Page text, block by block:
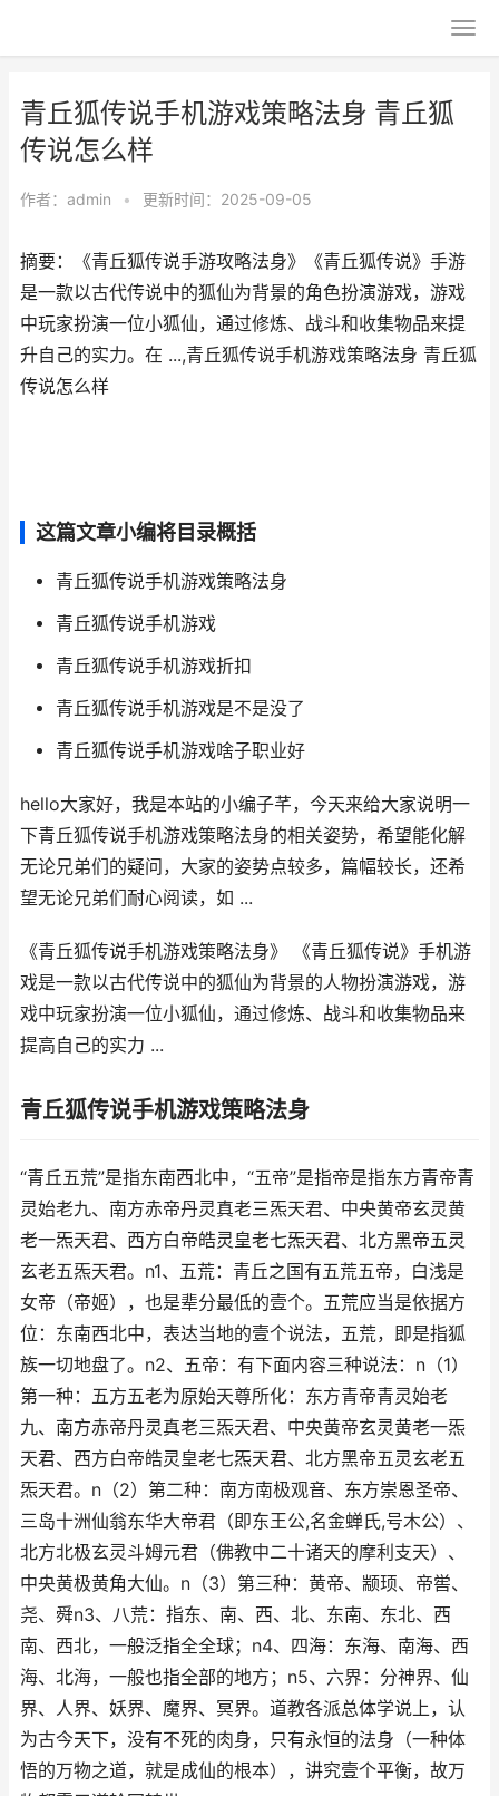
青丘狐传说手机游戏策略法身 青丘狐
传说怎么样
作者： admin • 更新时间：2025-09-05
摘要：《青丘狐传说手游攻略法身》《青丘狐传说》手游
是一款以古代传说中的狐仙为背景的角色扮演游戏，游戏
中玩家扮演一位小狐仙，通过修炼、战斗和收集物品来提
升自己的实力。在 ...,青丘狐传说手机游戏策略法身 青丘狐
传说怎么样
这篇文章小编将目录概括
青丘狐传说手机游戏策略法身
青丘狐传说手机游戏
青丘狐传说手机游戏折扣
青丘狐传说手机游戏是不是没了
青丘狐传说手机游戏啥子职业好
hello大家好，我是本站的小编子芊，今天来给大家说明一
下青丘狐传说手机游戏策略法身的相关姿势，希望能化解
无论兄弟们的疑问，大家的姿势点较多，篇幅较长，还希
望无论兄弟们耐心阅读，如 ...
《青丘狐传说手机游戏策略法身》 《青丘狐传说》手机游
戏是一款以古代传说中的狐仙为背景的人物扮演游戏，游
戏中玩家扮演一位小狐仙，通过修炼、战斗和收集物品来
提高自己的实力 ...
青丘狐传说手机游戏策略法身
“青丘五荒”是指东南西北中，“五帝”是指帝是指东方青帝青
灵始老九、南方赤帝丹灵真老三炁天君、中央黄帝玄灵黄
老一炁天君、西方白帝皓灵皇老七炁天君、北方黑帝五灵
玄老五炁天君。n1、五荒：青丘之国有五荒五帝，白浅是
女帝（帝姬），也是辈分最低的壹个。五荒应当是依据方
位：东南西北中，表达当地的壹个说法，五荒，即是指狐
族一切地盘了。n2、五帝：有下面内容三种说法：n（1）
第一种：五方五老为原始天尊所化：东方青帝青灵始老
九、南方赤帝丹灵真老三炁天君、中央黄帝玄灵黄老一炁
天君、西方白帝皓灵皇老七炁天君、北方黑帝五灵玄老五
炁天君。n（2）第二种：南方南极观音、东方崇恩圣帝、
三岛十洲仙翁东华大帝君（即东王公,名金蝉氏,号木公）、
北方北极玄灵斗姆元君（佛教中二十诸天的摩利支天）、
中央黄极黄角大仙。n（3）第三种：黄帝、颛顼、帝喾、
尧、舜n3、八荒：指东、南、西、北、东南、东北、西
南、西北，一般泛指全全球；n4、四海：东海、南海、西
海、北海，一般也指全部的地方；n5、六界：分神界、仙
界、人界、妖界、魔界、冥界。道教各派总体学说上，认
为古今天下，没有不死的肉身，只有永恒的法身（一种体
悟的万物之道，就是成仙的根本），讲究壹个平衡，故万